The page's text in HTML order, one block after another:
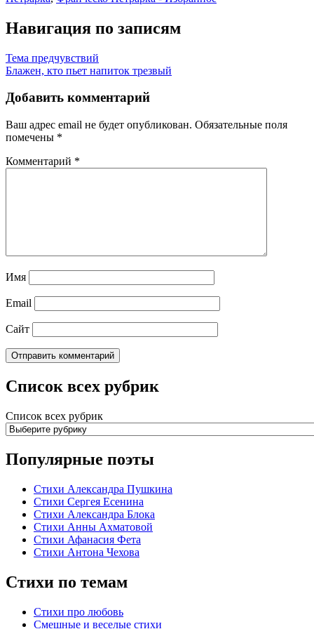
Навигация по записям
Тема предчувствий
Блажен, кто пьет напиток трезвый
Добавить комментарий
Ваш адрес email не будет опубликован. Обязательные поля
помечены *
Комментарий *
Имя
Email
Сайт
Список всех рубрик
Список всех рубрик
Популярные поэты
Стихи Александра Пушкина
Стихи Сергея Есенина
Стихи Александра Блока
Стихи Анны Ахматовой
Стихи Афанасия Фета
Стихи Антона Чехова
Стихи по темам
Стихи про любовь
Смешные и веселые стихи